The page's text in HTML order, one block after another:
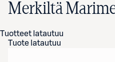
Merkiltä
Tuotteet latautuu
Tuote latautuu